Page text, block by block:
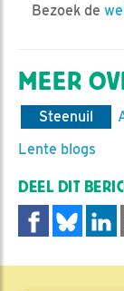
Bezoek de
MEER
Steenuil
Lente blogs
DEEL DIT